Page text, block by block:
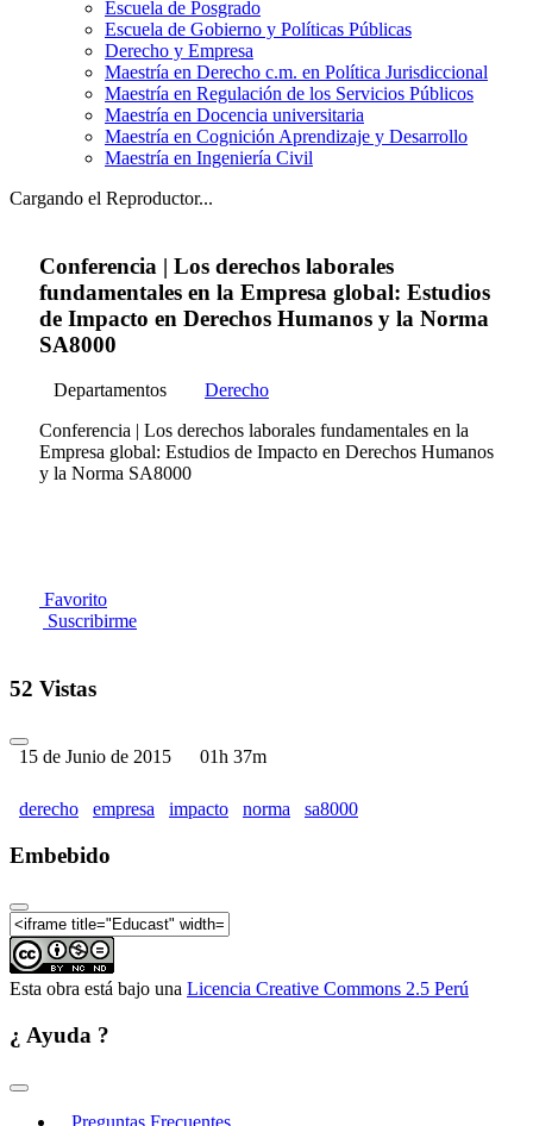
Escuela de Posgrado
Escuela de Gobierno y Políticas Públicas
Derecho y Empresa
Maestría en Derecho c.m. en Política Jurisdiccional
Maestría en Regulación de los Servicios Públicos
Maestría en Docencia universitaria
Maestría en Cognición Aprendizaje y Desarrollo
Maestría en Ingeniería Civil
Cargando el Reproductor...
Conferencia | Los derechos laborales
fundamentales en la Empresa global: Estudios
de Impacto en Derechos Humanos y la Norma
SA8000
Departamentos
Derecho
Conferencia | Los derechos laborales fundamentales en la
Empresa global: Estudios de Impacto en Derechos Humanos
y la Norma SA8000
Favorito
Suscribirme
52 Vistas
15 de Junio de 2015 01h 37m
derecho empresa impacto norma sa8000
Embebido
Esta obra está bajo una Licencia Creative Commons 2.5 Perú
¿ Ayuda ?
Preguntas Frecuentes